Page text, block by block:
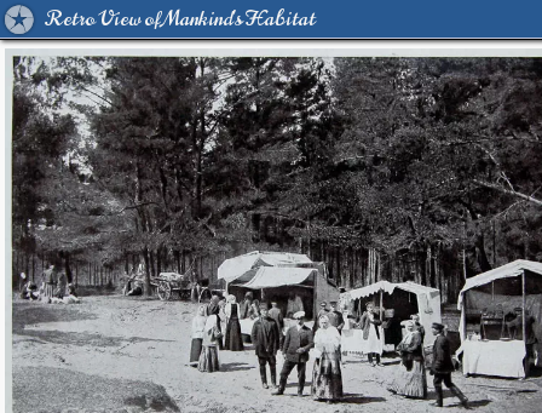
Retro View of Mankind's Habitat